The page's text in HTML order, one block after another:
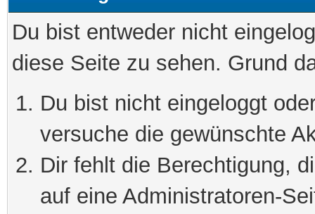
Du bist entweder nicht
diese Seite zu sehen. Grund
Du bist nicht eingeloggt
versuche die gewünschte
Dir fehlt die Berechtigung,
auf eine Administratoren-